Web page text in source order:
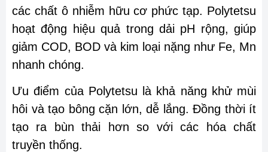
các chất ô nhiễm hữu cơ phức tạp. Polytetsu
hoạt động hiệu quả trong dải pH rộng, giúp
giảm COD, BOD và kim loại nặng như Fe, Mn
nhanh chóng.
Ưu điểm của Polytetsu là khả năng khử mùi
hôi và tạo bông cặn lớn, dễ lắng. Đồng thời ít
tạo ra bùn thải hơn so với các hóa chất
truyền thống.